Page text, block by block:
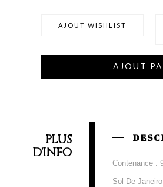
AJOUT WISHLIST
AJOUT
PLUS
D'INFO
Contenance :
Sol De